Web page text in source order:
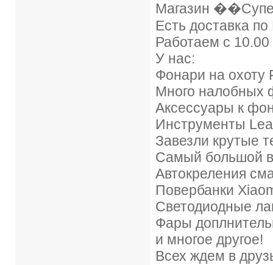
Магазин
Есть доставка
Работаем с
У нас:
Фонари на охоту
Много налобных
Аксессуары к
Инструменты
Завезли крутые
Самый большой
Автокреления
Повербанки
Светодиодные
Фары
и многое другое!
Всех ждем в